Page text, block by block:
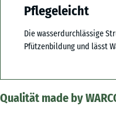
Pflegeleicht
Die wasserdurchlässige
Pfützenbildung und lässt
Qualität made by